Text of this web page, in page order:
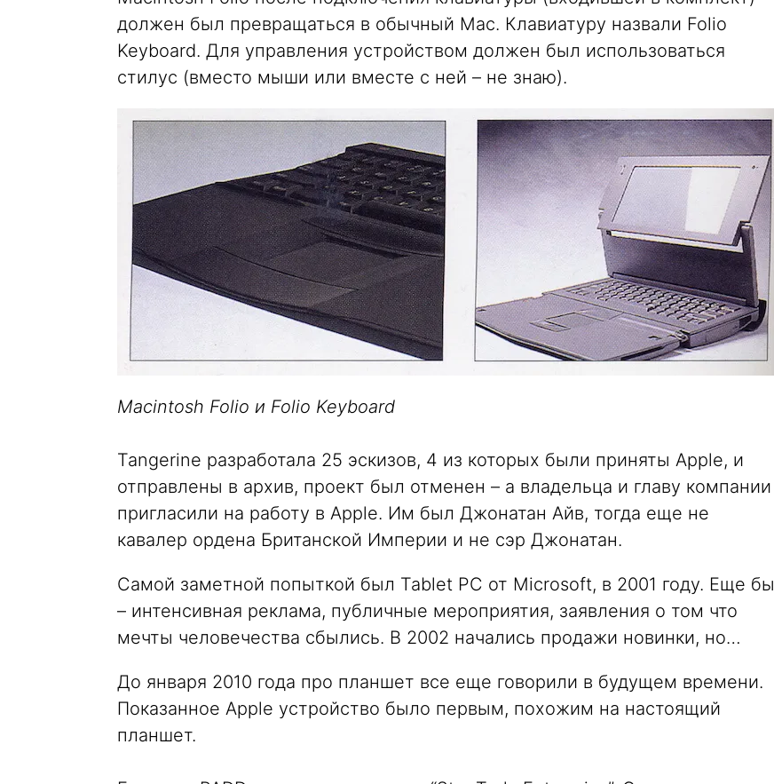
должен был превращаться в обычный Mac. Клавиатуру назвали Folio
Keyboard. Для управления устройством должен был использоваться
стилус (вместо мыши или вместе с ней – не знаю).
Macintosh Folio и Folio Keyboard
Tangerine разработала 25 эскизов, 4 из которых были приняты Apple, и
отправлены в архив, проект был отменен – а владельца и главу компании
пригласили на работу в Apple. Им был Джонатан Айв, тогда еще не
кавалер ордена Британской Империи и не сэр Джонатан.
Самой заметной попыткой был Tablet PC от Microsoft, в 2001 году. Еще бы
– интенсивная реклама, публичные мероприятия, заявления о том что
мечты человечества сбылись. В 2002 начались продажи новинки, но…
До января 2010 года про планшет все еще говорили в будущем времени.
Показанное Apple устройство было первым, похожим на настоящий
планшет.